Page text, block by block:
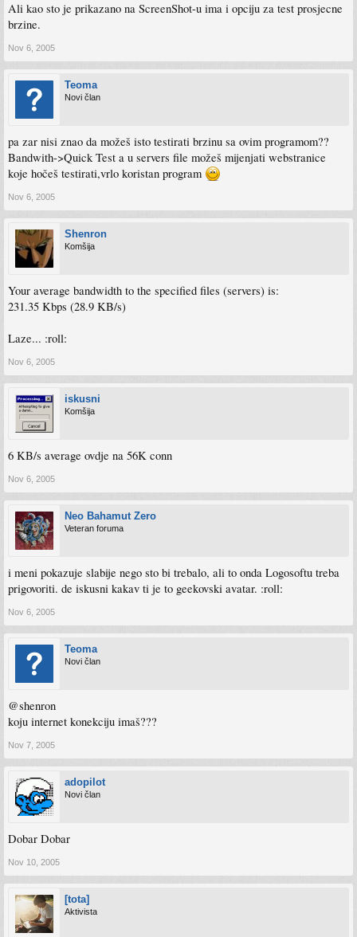
Ali kao sto je prikazano na ScreenShot-u ima i opciju za test prosjecne
brzine.
Nov 6, 2005
Teoma
Novi član
pa zar nisi znao da možeš isto testirati brzinu sa ovim programom??
Bandwith->Quick Test a u servers file možeš mijenjati webstranice
koje hočeš testirati,vrlo koristan program
Nov 6, 2005
Shenron
Komšija
Your average bandwidth to the specified files (servers) is:
231.35 Kbps (28.9 KB/s)
Laze... :roll:
Nov 6, 2005
iskusni
Komšija
6 KB/s average ovdje na 56K conn
Nov 6, 2005
Neo Bahamut Zero
Veteran foruma
i meni pokazuje slabije nego sto bi trebalo, ali to onda Logosoftu treba
prigovoriti. de iskusni kakav ti je to geekovski avatar. :roll:
Nov 6, 2005
Teoma
Novi član
@shenron
koju internet konekciju imaš???
Nov 7, 2005
adopilot
Novi član
Dobar Dobar
Nov 10, 2005
[tota]
Aktivista